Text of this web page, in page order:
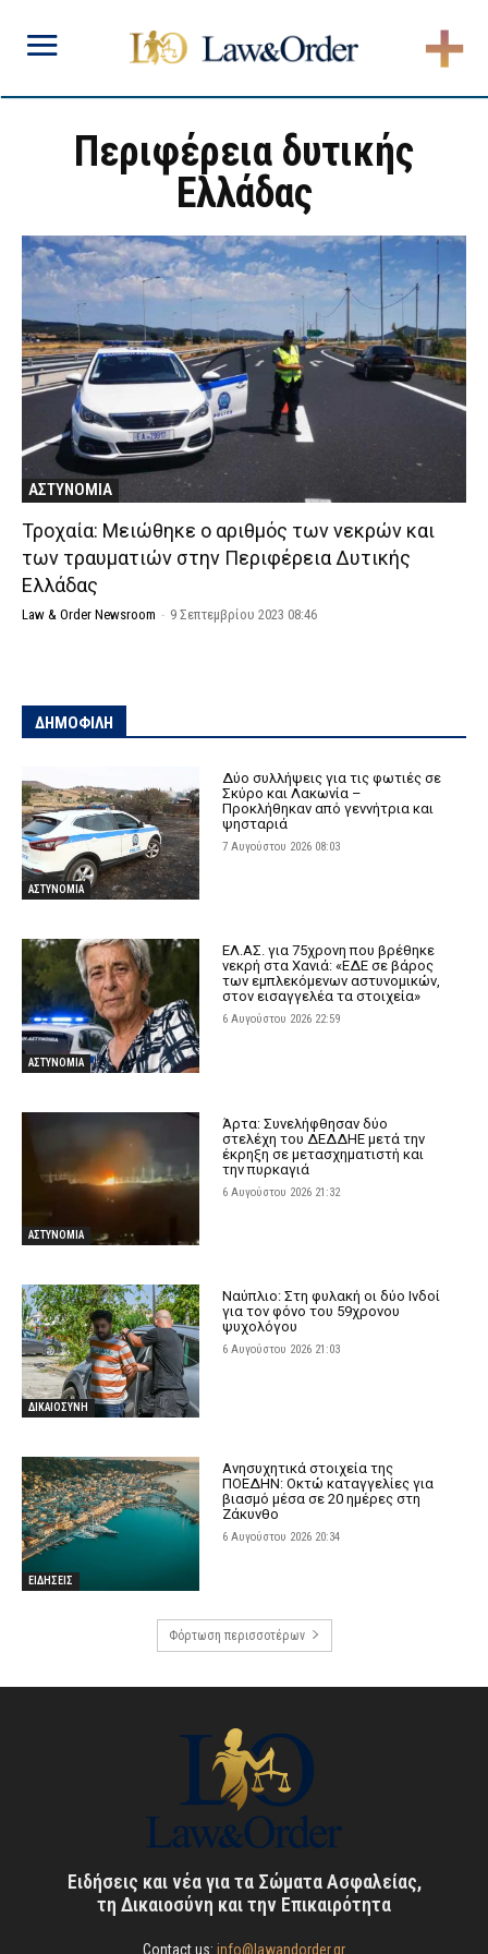
Περιφέρεια δυτικής
Ελλάδας
ΑΣΤΥΝΟΜΙΑ
Τροχαία: Μειώθηκε ο αριθμός των νεκρών και
των τραυματιών στην Περιφέρεια Δυτικής
Ελλάδας
Law & Order Newsroom - 9 Σεπτεμβρίου 2023 08:46
ΔΗΜΟΦΙΛΗ
ΑΣΤΥΝΟΜΙΑ
Δύο συλλήψεις για τις φωτιές σε
Σκύρο και Λακωνία –
Προκλήθηκαν από γεννήτρια και
ψησταριά
7 Αυγούστου 2026 08:03
ΑΣΤΥΝΟΜΙΑ
ΕΛ.ΑΣ. για 75χρονη που βρέθηκε
νεκρή στα Χανιά: «ΕΔΕ σε βάρος
των εμπλεκόμενων αστυνομικών,
στον εισαγγελέα τα στοιχεία»
6 Αυγούστου 2026 22:59
ΑΣΤΥΝΟΜΙΑ
Άρτα: Συνελήφθησαν δύο
στελέχη του ΔΕΔΔΗΕ μετά την
έκρηξη σε μετασχηματιστή και
την πυρκαγιά
6 Αυγούστου 2026 21:32
ΔΙΚΑΙΟΣΥΝΗ
Ναύπλιο: Στη φυλακή οι δύο Ινδοί
για τον φόνο του 59χρονου
ψυχολόγου
6 Αυγούστου 2026 21:03
ΕΙΔΗΣΕΙΣ
Ανησυχητικά στοιχεία της
ΠΟΕΔΗΝ: Οκτώ καταγγελίες για
βιασμό μέσα σε 20 ημέρες στη
Ζάκυνθο
6 Αυγούστου 2026 20:34
Φόρτωση περισσοτέρων
Ειδήσεις και νέα για τα Σώματα Ασφαλείας,
τη Δικαιοσύνη και την Επικαιρότητα
Contact us: info@lawandorder.gr